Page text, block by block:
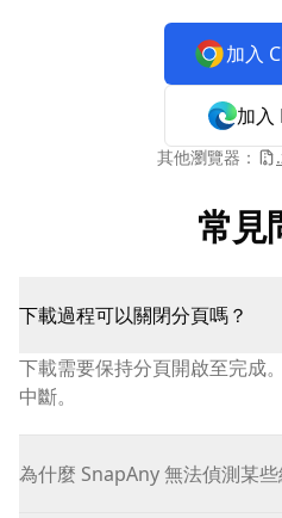
加入
加入
其他瀏覽器：
常見
下載過程可以關閉分頁嗎？
下載需要保持分頁開啟至完成
中斷。
為什麼 SnapAny 無法偵測某